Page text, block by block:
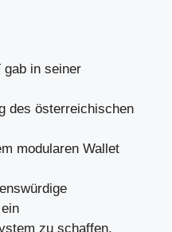
gab in seiner
des österreichischen
modularen Wallet
zu schaffen.